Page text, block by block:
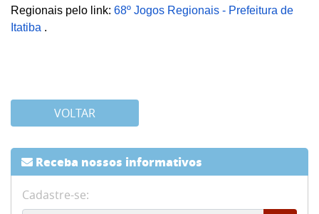
Regionais pelo link: 68º Jogos Regionais - Prefeitura de
Itatiba .
VOLTAR
Receba nossos informativos
Cadastre-se: